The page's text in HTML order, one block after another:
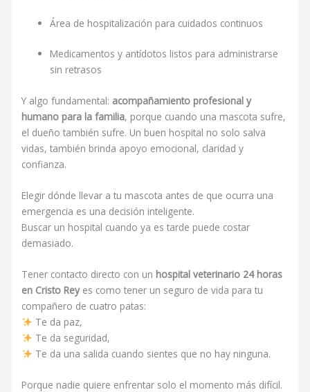
Área de hospitalización para cuidados continuos
Medicamentos y antídotos listos para administrarse
sin retrasos
Y algo fundamental: acompañamiento profesional y
humano para la familia, porque cuando una mascota sufre,
el dueño también sufre. Un buen hospital no solo salva
vidas, también brinda apoyo emocional, claridad y
confianza.
Elegir dónde llevar a tu mascota antes de que ocurra una
emergencia es una decisión inteligente.
Buscar un hospital cuando ya es tarde puede costar
demasiado.
Tener contacto directo con un hospital veterinario 24 horas
en Cristo Rey es como tener un seguro de vida para tu
compañero de cuatro patas:
Te da paz,
Te da seguridad,
Te da una salida cuando sientes que no hay ninguna.
Porque nadie quiere enfrentar solo el momento más difícil.